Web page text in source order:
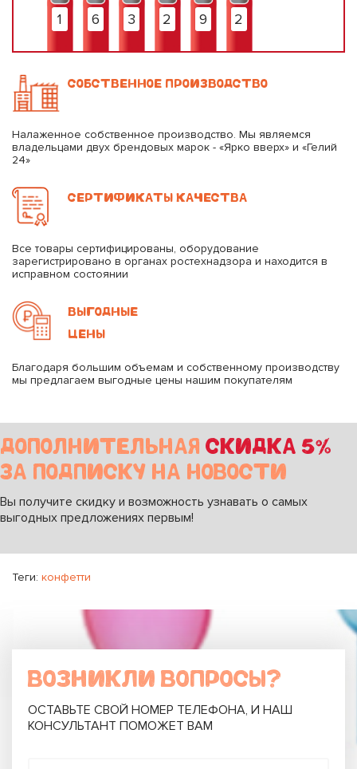
1 6 3 2 9 2
СОБСТВЕННОЕ ПРОИЗВОДСТВО
Налаженное собственное производство. Мы являемся
владельцами двух брендовых марок - «Ярко вверх» и «Гелий
24»
СЕРТИФИКАТЫ КАЧЕСТВА
Все товары сертифицированы, оборудование
зарегистрировано в органах ростехнадзора и находится в
исправном состоянии
ВЫГОДНЫЕ
ЦЕНЫ
Благодаря большим объемам и собственному производству
мы предлагаем выгодные цены нашим покупателям
ДОПОЛНИТЕЛЬНАЯ СКИДКА 5%
ЗА ПОДПИСКУ НА НОВОСТИ
Вы получите скидку и возможность узнавать о самых
выгодных предложениях первым!
Теги: конфетти
ВОЗНИКЛИ ВОПРОСЫ?
ОСТАВЬТЕ СВОЙ НОМЕР ТЕЛЕФОНА, И НАШ
КОНСУЛЬТАНТ ПОМОЖЕТ ВАМ